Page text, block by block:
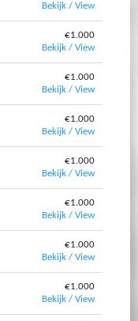
Bekijk / View
€1.000
Bekijk / View
€1.000
Bekijk / View
€1.000
Bekijk / View
€1.000
Bekijk / View
€1.000
Bekijk / View
€1.000
Bekijk / View
€1.000
Bekijk / View